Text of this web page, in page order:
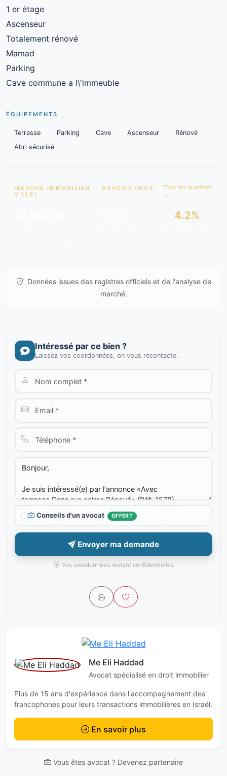
1 er étage
Ascenseur
Totalement rénové
Mamad
Parking
Cave commune a l\'immeuble
ÉQUIPEMENTS
Terrasse Parking Cave Ascenseur
Rénové
Abri sécurisé
MARCHÉ IMMOBILIER — ASHDOD (MOY.
VILLE)
Tous les quartiers
4.2%
Données issues des registres officiels et de l'analyse de
marché.
Intéressé par ce bien ?
Laissez vos coordonnées, on vous recontacte.
Conseils d'un avocat OFFERT
Envoyer ma demande
Vos coordonnées restent confidentielles
Me Eli Haddad
Avocat spécialisé en droit immobilier
Plus de 15 ans d'expérience dans l'accompagnement des
francophones pour leurs transactions immobilières en Israël.
En savoir plus
Vous êtes avocat ? Devenez partenaire